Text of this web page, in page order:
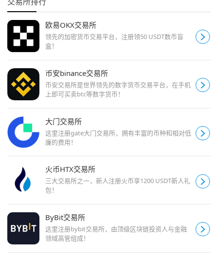
欧易OKX交易所
领先的加密货币交易平台，注册领50 USDT数币盲
盒！
币安binance交易所
币安交易所是世界领先的数字货币交易平台，在手机
上即可买卖btc等数字货币！
大门交易所
这里注册gate大门交易所，拥有丰富的币种和相对低
廉的费用！
火币HTX交易所
三大交易所之一，新人注册火币享1200 USDT新人礼
包！
ByBit交易所
这里注册bybit交易所，由顶级区块链投资人与金融
领域高管组成！